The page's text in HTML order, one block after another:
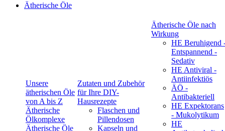
Ätherische Öle
Unsere
ätherischen Öle
von A bis Z
Ätherische
Ölkomplexe
Ätherische Öle
Zutaten und Zubehör
für Ihre DIY-
Hausrezepte
Flaschen und
Pillendosen
Kapseln und
Ätherische Öle nach
Wirkung
HE Beruhigend
Entspannend -
Sedativ
HE Antiviral -
Antiinfektiös
ÄÖ -
Antibakteriell
HE Expektorans
- Mukolytikum
HE